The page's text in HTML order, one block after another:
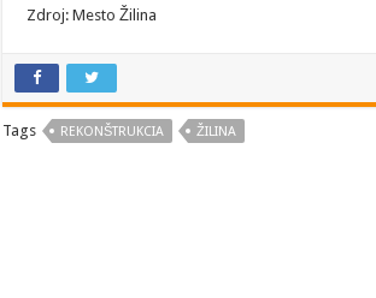
Zdroj: Mesto Žilina
Tags REKONŠTRUKCIA ŽILINA